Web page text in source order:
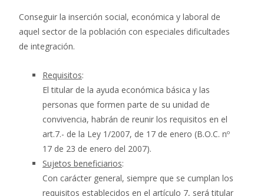
Conseguir la inserción social, económica y laboral de
aquel sector de la población con especiales dificultades
de integración.
Requisitos:
El titular de la ayuda económica básica y las
personas que formen parte de su unidad de
convivencia, habrán de reunir los requisitos en el
art.7.- de la Ley 1/2007, de 17 de enero (B.O.C. nº
17 de 23 de enero del 2007).
Sujetos beneficiarios:
Con carácter general, siempre que se cumplan los
requisitos establecidos en el artículo 7, será titular